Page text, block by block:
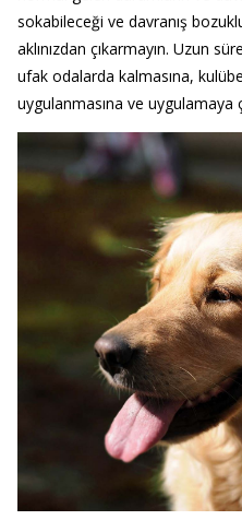
sokabileceği ve davranış
aklınızdan çıkarmayın. Uzun
ufak odalarda kalmasına,
uygulanmasına ve uygulamaya